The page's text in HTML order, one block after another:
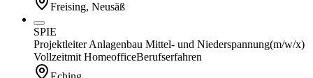
Freising, Neusäß
SPIE
Projektleiter Anlagenbau Mittel- und Niederspannung(m/w/x)
Vollzeitmit HomeofficeBerufserfahren